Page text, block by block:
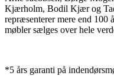
Kjærholm, Bodil Kjær og
repræsenterer mere end 100
møbler sælges over hele
*5 års garanti på